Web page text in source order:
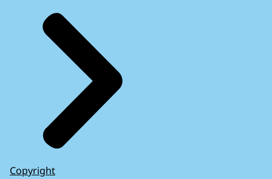
Copyright